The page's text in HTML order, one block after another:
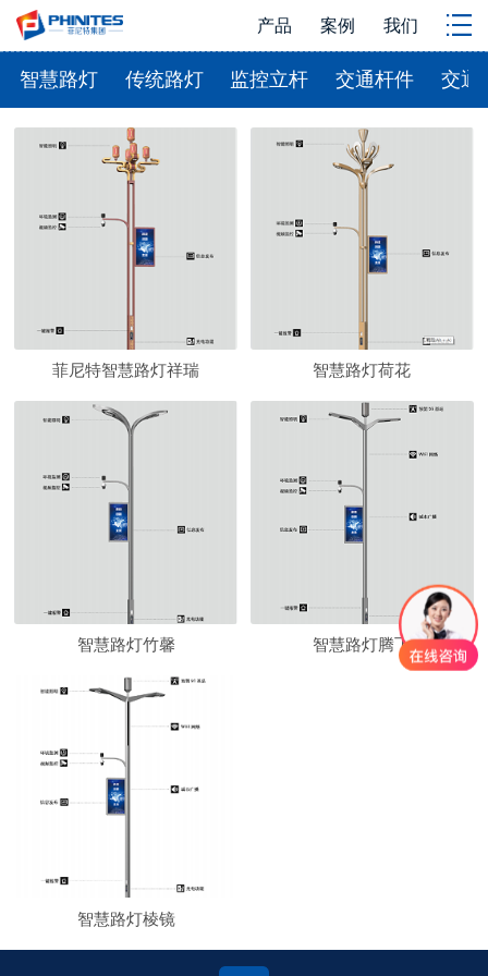
产品 案例 我们
智慧路灯 传统路灯 监控立杆 交通杆件 交通
菲尼特智慧路灯祥瑞 智慧路灯荷花
智慧路灯竹馨 智慧路灯腾飞
智慧路灯棱镜